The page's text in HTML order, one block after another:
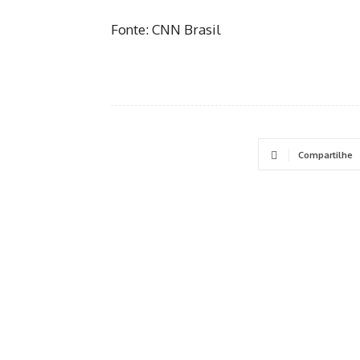
Fonte: CNN Brasil
Compartilhe